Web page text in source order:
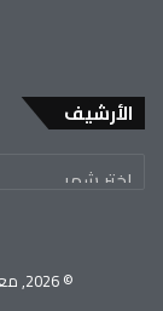
الأرشيف
© 2026, معهد علوم وتقنيات النشاطات البدنية و الرياضية